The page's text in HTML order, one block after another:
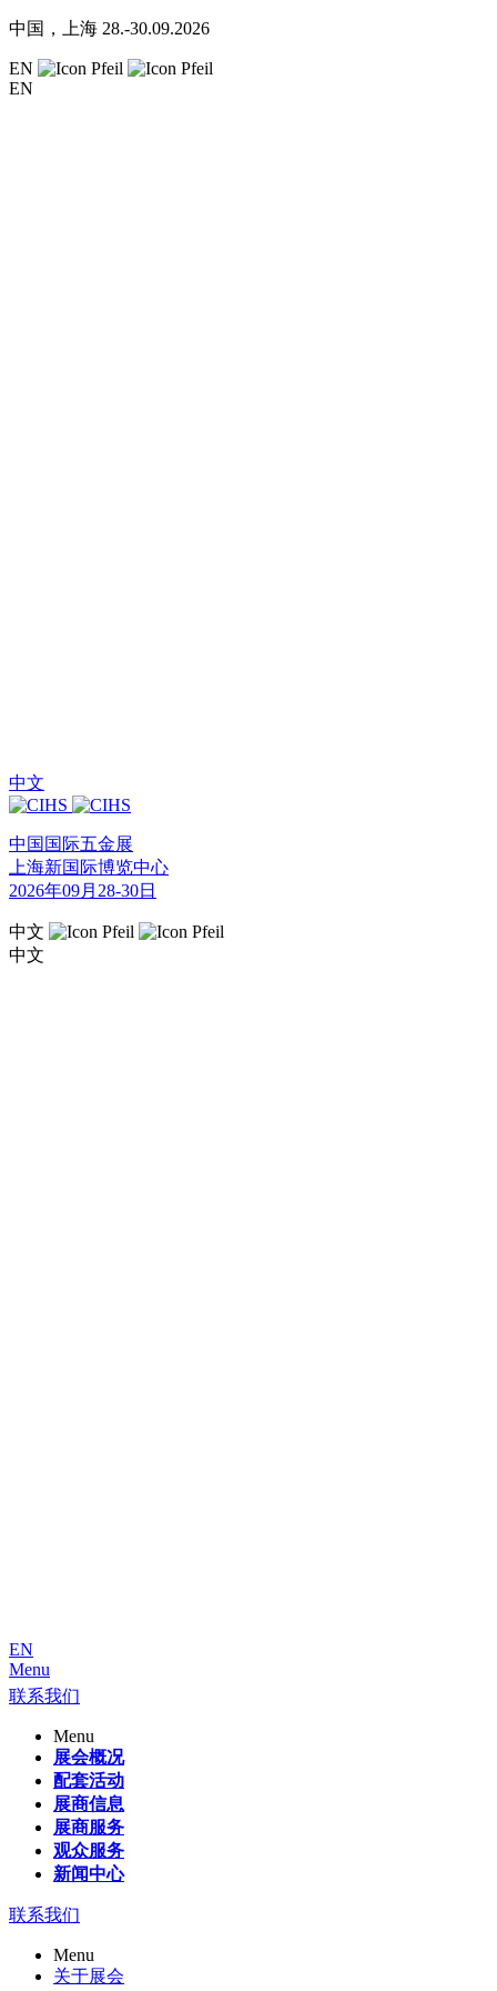
中国，上海 28.-30.09.2026
EN
EN
中文
中国国际五金展
上海新国际博览中心
2026年09月28-30日
中文
中文
EN
Menu
联系我们
Menu
展会概况
配套活动
展商信息
展商服务
观众服务
新闻中心
联系我们
Menu
关于展会